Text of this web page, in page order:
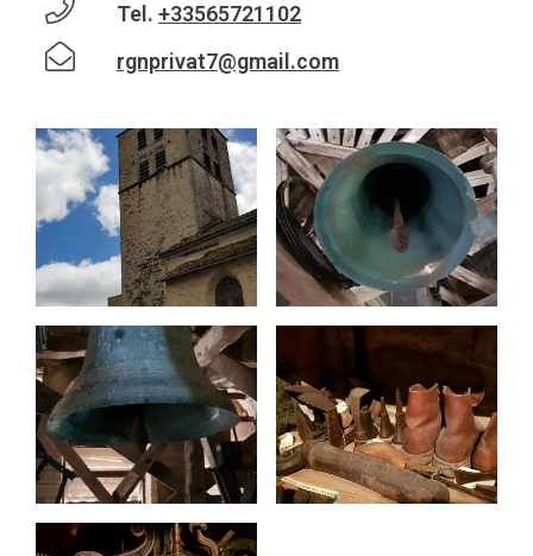
Tel. +33565721102
rgnprivat7@gmail.com